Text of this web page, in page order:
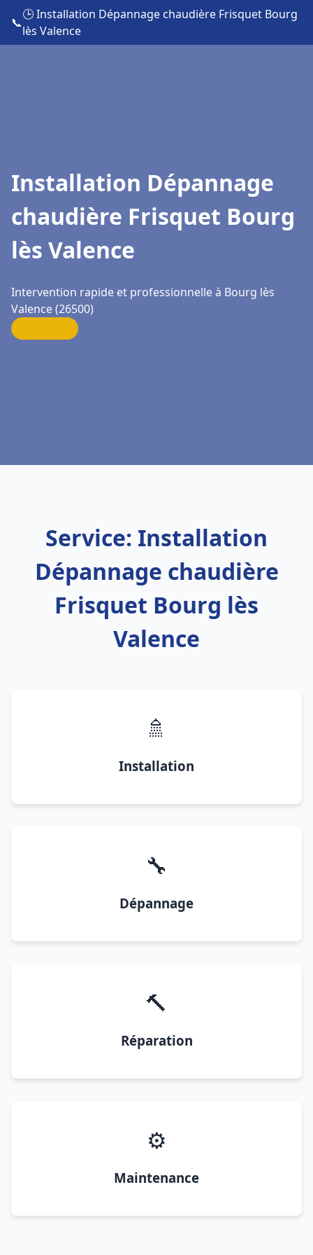
📞
🕒 Installation Dépannage chaudière Frisquet Bourg
lès Valence
Installation Dépannage
chaudière Frisquet Bourg
lès Valence
Intervention rapide et professionnelle à Bourg lès
Valence (26500)
Service: Installation
Dépannage chaudière
Frisquet Bourg lès
Valence
🚿
Installation
🔧
Dépannage
🔨
Réparation
⚙️
Maintenance